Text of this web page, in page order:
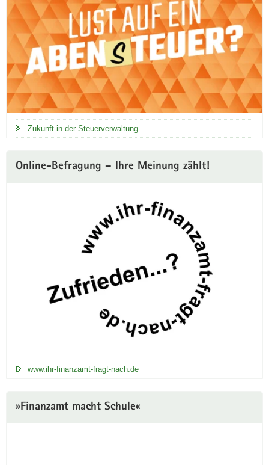
Zukunft in der Steuerverwaltung
Online-Befragung – Ihre Meinung zählt!
www.ihr-finanzamt-fragt-nach.de
»Finanzamt macht Schule«